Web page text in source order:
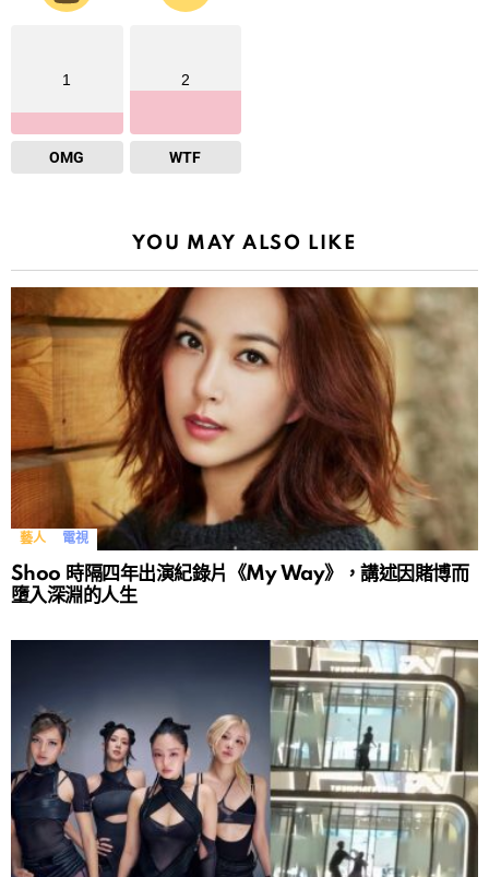
1
OMG
2
WTF
YOU MAY ALSO LIKE
藝人 電視
Shoo 時隔四年出演紀錄片《My Way》，講述因賭博而
墮入深淵的人生